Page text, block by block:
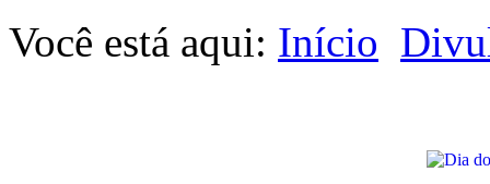
Você está aqui: Início